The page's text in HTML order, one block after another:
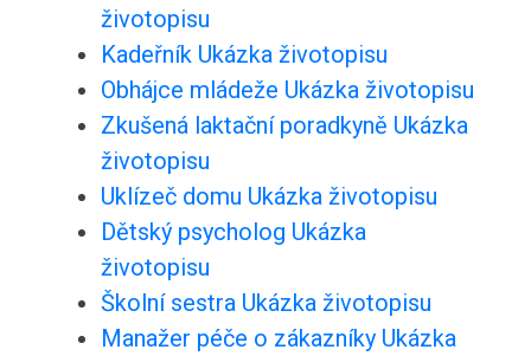
životopisu
Kadeřník Ukázka životopisu
Obhájce mládeže Ukázka životopisu
Zkušená laktační poradkyně Ukázka
životopisu
Uklízeč domu Ukázka životopisu
Dětský psycholog Ukázka
životopisu
Školní sestra Ukázka životopisu
Manažer péče o zákazníky Ukázka